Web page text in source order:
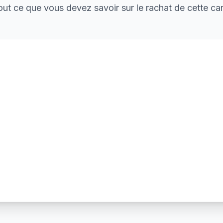
ce que vous devez savoir sur le rachat de cette